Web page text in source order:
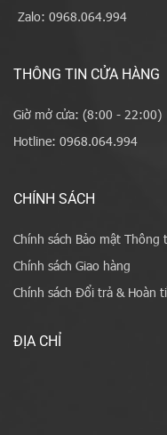
Zalo: 0968.064.994
THÔNG TIN CỬA HÀNG
Giờ mở cửa: (8:00 - 22:00)
Hotline: 0968.064.994
CHÍNH SÁCH
Chính sách Bảo mật Thông
Chính sách Giao hàng
Chính sách Đổi trả & Hoàn
ĐỊA CHỈ